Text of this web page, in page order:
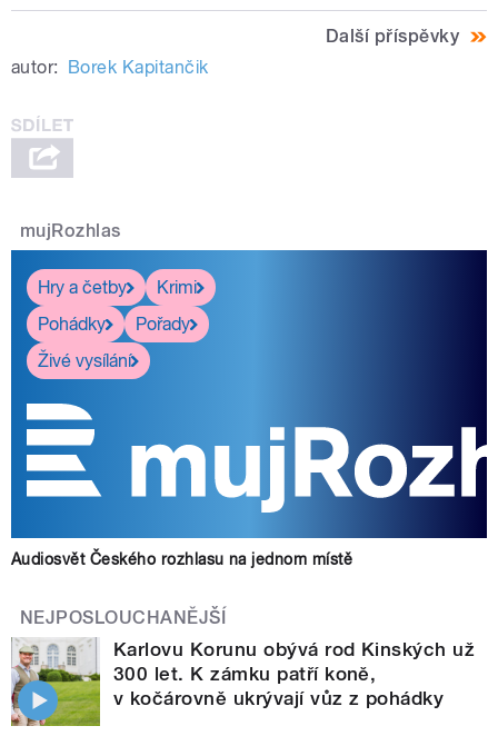
Další příspěvky
autor: Borek Kapitančik
mujRozhlas
Hry a četby
Krimi
Pohádky
Pořady
Živé vysílání
Audiosvět Českého rozhlasu na jednom místě
NEJPOSLOUCHANĚJŠÍ
Karlovu Korunu obývá rod Kinských už
300 let. K zámku patří koně,
v kočárovně ukrývají vůz z pohádky